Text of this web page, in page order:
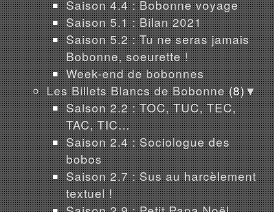
Saison 4.4 : Bobonne voyage
Saison 5.1 : Bilan 2021
Saison 5.2 : Tu ne seras jamais
Bobonne, soeurette !
Week-end de bobonnes
Les Billets Blancs de Bobonne (8)▼
Saison 2.2 : TOC, TUC, TEC,
TAC, TIC…
Saison 2.4 : Sociologue des
bobos
Saison 2.7 : Sus au harcèlement
textuel !